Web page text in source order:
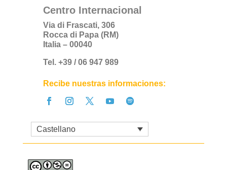
Centro Internacional
Via di Frascati, 306
Rocca di Papa (RM)
Italia – 00040
Tel. +39 / 06 947 989
Recibe nuestras informaciones:
Castellano